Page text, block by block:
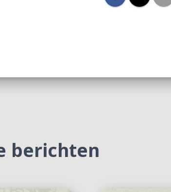
berichten